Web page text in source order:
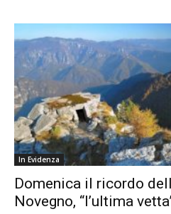
In Evidenza
Domenica il ricordo
Novegno, “l’ultima